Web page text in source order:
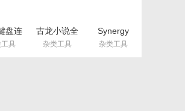
盘连
持
具
古龙小说全
集完整版
txt(古龙武
杂类工具
Synergy
Pro激活码
(Synergy
杂类工具